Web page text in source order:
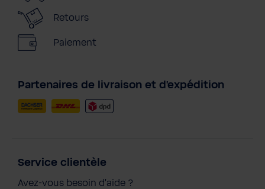
Retours
Paiement
Partenaires de livraison et d'expédition
Service clientèle
Avez-vous besoin d'aide ?